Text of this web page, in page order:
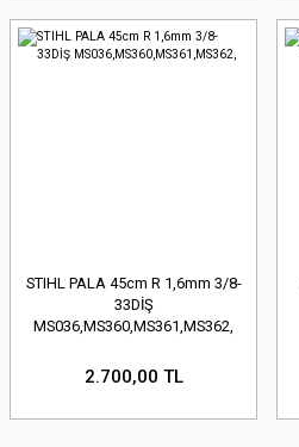
STIHL PALA 45cm R 1,6mm 3/8-
33DİŞ
MS036,MS360,MS361,MS362,
2.700,00 TL